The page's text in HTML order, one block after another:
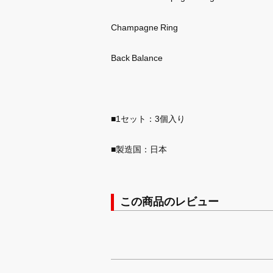
Champagne Ring
Back Balance
■1セット：3個入り
■製造国：日本
この商品のレビュー